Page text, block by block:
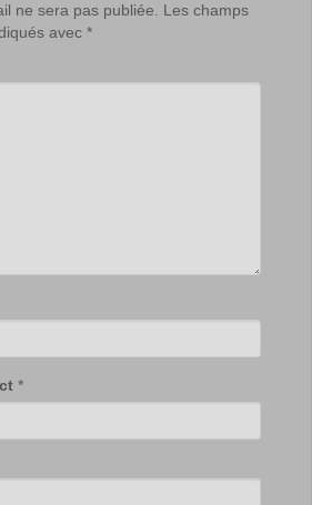
ne sera pas publiée.
Les champs
avec *
*